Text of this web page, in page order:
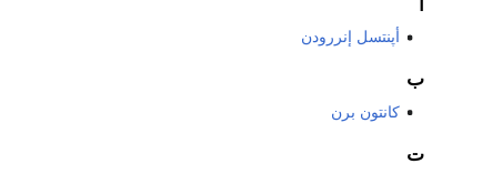
أپنتسل إنررودن
ب
كانتون برن
ت